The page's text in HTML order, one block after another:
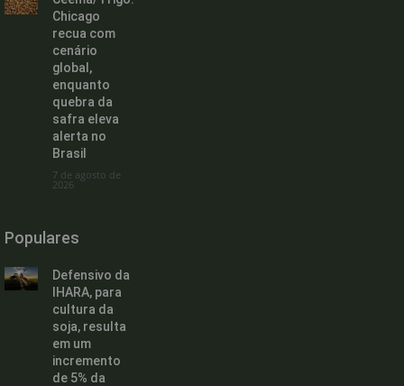
Chicago
recua com
cenário
global,
enquanto
quebra da
safra eleva
alerta no
Brasil
7 de agosto de
2026
Populares
Defensivo da
IHARA, para
cultura da
soja, resulta
em um
incremento
de 5% da